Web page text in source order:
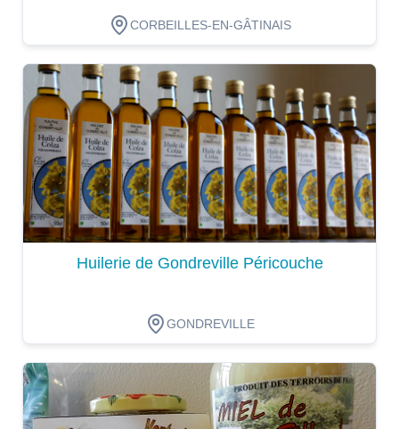
CORBEILLES-EN-GÂTINAIS
Dégustation
Huilerie de Gondreville Péricouche
GONDREVILLE
Dégustation